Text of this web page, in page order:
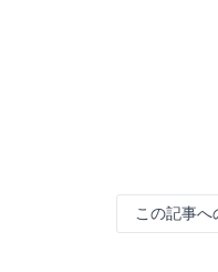
この記事へ